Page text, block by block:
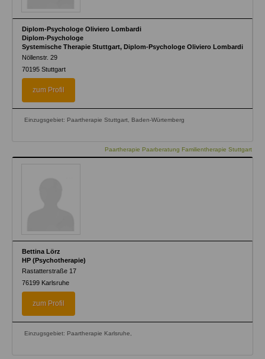
Diplom-Psychologe Oliviero Lombardi
Diplom-Psychologe
Systemische Therapie Stuttgart, Diplom-Psychologe Oliviero Lombardi
Nöllenstr. 29
70195 Stuttgart
zum Profil
Einzugsgebiet: Paartherapie Stuttgart, Baden-Würtemberg
Paartherapie Paarberatung Familientherapie Stuttgart
Bettina Lörz
HP (Psychotherapie)
Rastatterstraße 17
76199 Karlsruhe
zum Profil
Einzugsgebiet: Paartherapie Karlsruhe,